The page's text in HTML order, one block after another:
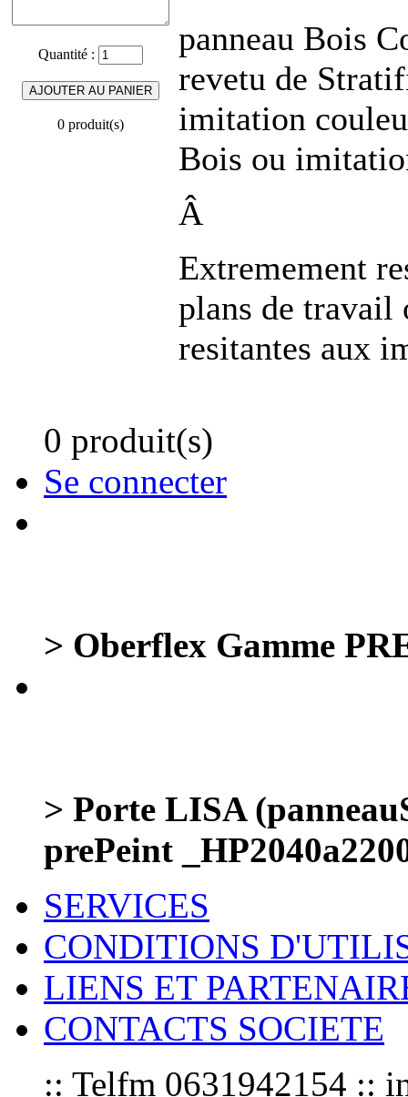
Quantité :
0 produit(s)
panneau Bois
revetu de
imitation
Bois ou
Â
Extremement
plans de travail
resitantes aux
0 produit(s)
Se connecter
> Oberflex Gamme
> Porte LISA
prePeint
SERVICES
CONDITIONS
LIENS ET
CONTACTS SOCIETE
:: Telfm 0631942154 ::